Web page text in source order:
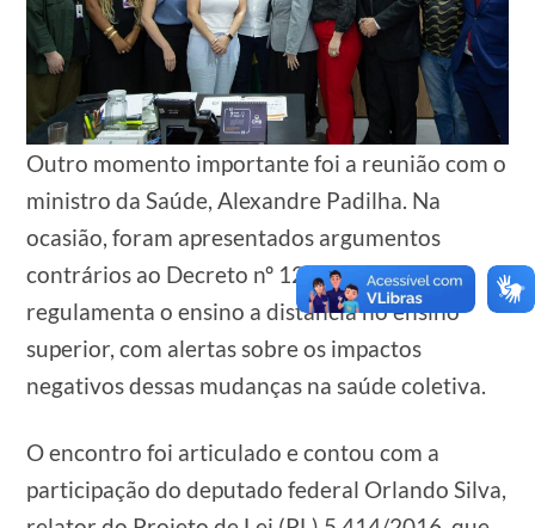
Outro momento importante foi a reunião com o
ministro da Saúde, Alexandre Padilha. Na
ocasião, foram apresentados argumentos
contrários ao Decreto nº 12.456, que
regulamenta o ensino a distância no ensino
superior, com alertas sobre os impactos
negativos dessas mudanças na saúde coletiva.
O encontro foi articulado e contou com a
participação do deputado federal Orlando Silva,